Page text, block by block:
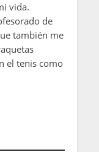
vida.
de
también me
el tenis como